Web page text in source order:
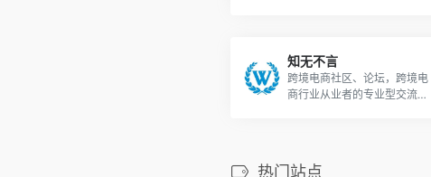
知无不言
跨境电商社区、论坛，跨境电
商行业从业者的专业型交流和
热门站点